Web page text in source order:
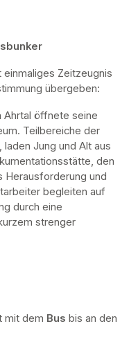
Zeitzeugnis
übergeben:
Ahrtal öffnete seine
Teilbereiche der
Jung und Alt aus
den
Herausforderung und
begleiten auf
durch eine
strenger
mit dem Bus bis an den